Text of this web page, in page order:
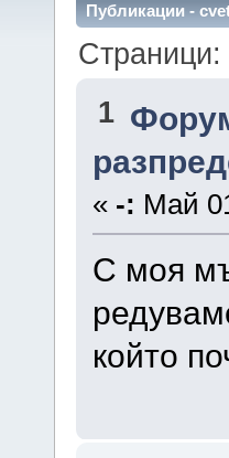
Публикации -
Страници:
1
« -: Май
С моя
който